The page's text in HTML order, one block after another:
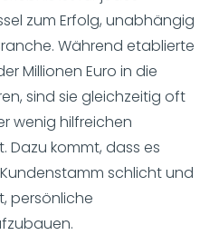
zum Erfolg, unabhängig
Während etablierte
Millionen Euro in die
sind sie gleichzeitig oft
wenig hilfreichen
Dazu kommt, dass es
schlicht und
persönliche